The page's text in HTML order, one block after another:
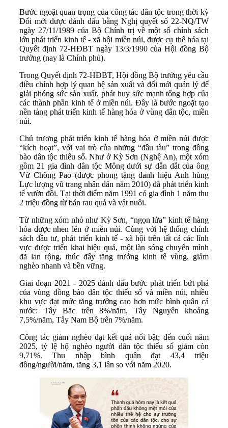
Bước ngoặt quan trọng của công tác dân tộc trong thời kỳ
Đổi mới được đánh dấu bằng Nghị quyết số 22-NQ/TW
ngày 27/11/1989 của Bộ Chính trị về một số chính sách
lớn phát triển kinh tế - xã hội miền núi, được cụ thể hóa tại
Quyết định 72-HĐBT ngày 13/3/1990 của Hội đồng Bộ
trưởng (nay là Chính phủ).
Trong Quyết định 72-HĐBT, Hội đồng Bộ trưởng yêu cầu
điều chỉnh hợp lý quan hệ sản xuất và đổi mới quản lý để
giải phóng sức sản xuất, phát huy sức mạnh tổng hợp của
các thành phần kinh tế ở miền núi. Đây là bước ngoặt tạo
nền tảng phát triển kinh tế hàng hóa ở vùng dân tộc, miền
núi.
Chủ trương phát triển kinh tế hàng hóa ở miền núi được
“kích hoạt”, với vai trò của những “đầu tàu” trong đồng
bào dân tộc thiểu số. Như ở Kỳ Sơn (Nghệ An), một xóm
gồm 21 gia đình dân tộc Mông dưới sự dẫn dắt của ông
Vừ Chông Pao (được phong tặng danh hiệu Anh hùng
Lực lượng vũ trang nhân dân năm 2010) đã phát triển kinh
tế vườn đồi. Tại thời điểm năm 1991 có gia đình 1 năm thu
2 triệu đồng từ bán rau quả và vật nuôi.
Từ những xóm nhỏ như Kỳ Sơn, “ngọn lửa” kinh tế hàng
hóa được nhen lên ở miền núi. Cùng với hệ thống chính
sách đầu tư, phát triển kinh tế - xã hội trên tất cả các lĩnh
vực được triển khai hiệu quả, một làn sóng chuyển mình
đã lan rộng, thúc đẩy tăng trưởng kinh tế vùng, giảm
nghèo nhanh và bền vững.
Giai đoạn 2021 - 2025 đánh dấu bước phát triển bứt phá
của vùng đồng bào dân tộc thiểu số và miền núi, nhiều
khu vực đạt mức tăng trưởng cao hơn mức bình quân cả
nước: Tây Bắc trên 8%/năm, Tây Nguyên khoảng
7,5%/năm, Tây Nam Bộ trên 7%/năm.
Công tác giảm nghèo đạt kết quả nổi bật; đến cuối năm
2025, tỷ lệ hộ nghèo người dân tộc thiểu số giảm còn
9,71%. Thu nhập bình quân đạt 43,4 triệu
đồng/người/năm, tăng 3,1 lần so với năm 2020.